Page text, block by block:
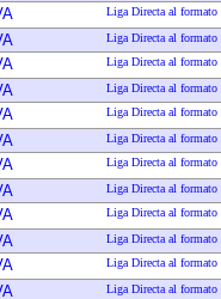
Liga Directa al formato
Liga Directa al formato
Liga Directa al formato
Liga Directa al formato
Liga Directa al formato
Liga Directa al formato
Liga Directa al formato
Liga Directa al formato
Liga Directa al formato
Liga Directa al formato
Liga Directa al formato
Liga Directa al formato